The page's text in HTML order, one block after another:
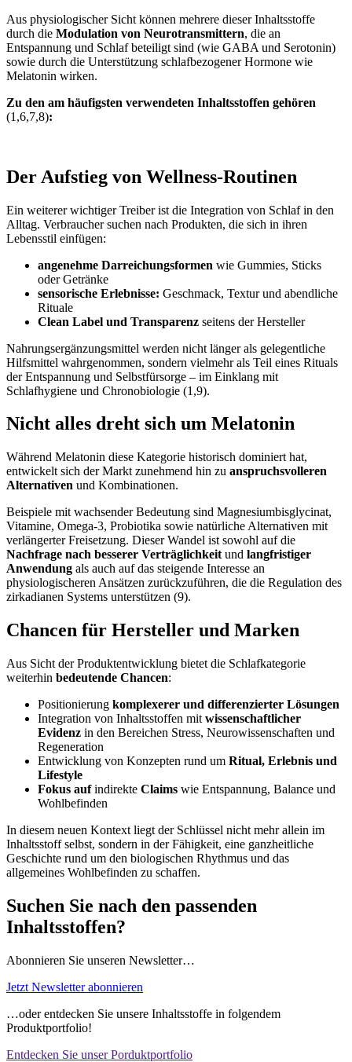
Aus physiologischer Sicht können mehrere dieser Inhaltsstoffe
durch die Modulation von Neurotransmittern, die an
Entspannung und Schlaf beteiligt sind (wie GABA und Serotonin)
sowie durch die Unterstützung schlafbezogener Hormone wie
Melatonin wirken.
Zu den am häufigsten verwendeten Inhaltsstoffen gehören
(1,6,7,8):
Der Aufstieg von Wellness-Routinen
Ein weiterer wichtiger Treiber ist die Integration von Schlaf in den
Alltag. Verbraucher suchen nach Produkten, die sich in ihren
Lebensstil einfügen:
angenehme Darreichungsformen wie Gummies, Sticks
oder Getränke
sensorische Erlebnisse: Geschmack, Textur und abendliche
Rituale
Clean Label und Transparenz seitens der Hersteller
Nahrungsergänzungsmittel werden nicht länger als gelegentliche
Hilfsmittel wahrgenommen, sondern vielmehr als Teil eines Rituals
der Entspannung und Selbstfürsorge – im Einklang mit
Schlafhygiene und Chronobiologie (1,9).
Nicht alles dreht sich um Melatonin
Während Melatonin diese Kategorie historisch dominiert hat,
entwickelt sich der Markt zunehmend hin zu anspruchsvolleren
Alternativen und Kombinationen.
Beispiele mit wachsender Bedeutung sind Magnesiumbisglycinat,
Vitamine, Omega-3, Probiotika sowie natürliche Alternativen mit
verlängerter Freisetzung. Dieser Wandel ist sowohl auf die
Nachfrage nach besserer Verträglichkeit und langfristiger
Anwendung als auch auf das steigende Interesse an
physiologischeren Ansätzen zurückzuführen, die die Regulation des
zirkadianen Systems unterstützen (9).
Chancen für Hersteller und Marken
Aus Sicht der Produktentwicklung bietet die Schlafkategorie
weiterhin bedeutende Chancen:
Positionierung komplexerer und differenzierter Lösungen
Integration von Inhaltsstoffen mit wissenschaftlicher
Evidenz in den Bereichen Stress, Neurowissenschaften und
Regeneration
Entwicklung von Konzepten rund um Ritual, Erlebnis und
Lifestyle
Fokus aufindirekte Claims wie Entspannung, Balance und
Wohlbefinden
In diesem neuen Kontext liegt der Schlüssel nicht mehr allein im
Inhaltsstoff selbst, sondern in der Fähigkeit, eine ganzheitliche
Geschichte rund um den biologischen Rhythmus und das
allgemeines Wohlbefinden zu schaffen.
Suchen Sie nach den passenden
Inhaltsstoffen?
Abonnieren Sie unseren Newsletter…
Jetzt Newsletter abonnieren
…oder entdecken Sie unsere Inhaltsstoffe in folgendem
Produktportfolio!
Entdecken Sie unser Porduktportfolio